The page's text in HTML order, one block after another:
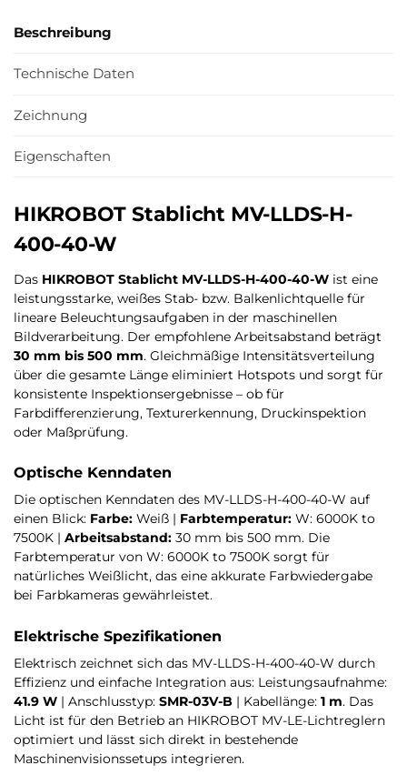
Beschreibung
Technische Daten
Zeichnung
Eigenschaften
HIKROBOT Stablicht MV-LLDS-H-
400-40-W
Das HIKROBOT Stablicht MV-LLDS-H-400-40-W ist eine
leistungsstarke, weißes Stab- bzw. Balkenlichtquelle für
lineare Beleuchtungsaufgaben in der maschinellen
Bildverarbeitung. Der empfohlene Arbeitsabstand beträgt
30 mm bis 500 mm. Gleichmäßige Intensitätsverteilung
über die gesamte Länge eliminiert Hotspots und sorgt für
konsistente Inspektionsergebnisse – ob für
Farbdifferenzierung, Texturerkennung, Druckinspektion
oder Maßprüfung.
Optische Kenndaten
Die optischen Kenndaten des MV-LLDS-H-400-40-W auf
einen Blick: Farbe: Weiß | Farbtemperatur: W: 6000K to
7500K | Arbeitsabstand: 30 mm bis 500 mm. Die
Farbtemperatur von W: 6000K to 7500K sorgt für
natürliches Weißlicht, das eine akkurate Farbwiedergabe
bei Farbkameras gewährleistet.
Elektrische Spezifikationen
Elektrisch zeichnet sich das MV-LLDS-H-400-40-W durch
Effizienz und einfache Integration aus: Leistungsaufnahme:
41.9 W | Anschlusstyp: SMR-03V-B | Kabellänge: 1 m. Das
Licht ist für den Betrieb an HIKROBOT MV-LE-Lichtreglern
optimiert und lässt sich direkt in bestehende
Maschinenvisionssetups integrieren.